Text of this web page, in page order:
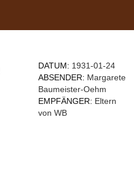
DATUM: 1931-01-24
ABSENDER: Margarete
Baumeister-Oehm
EMPFÄNGER: Eltern
von WB